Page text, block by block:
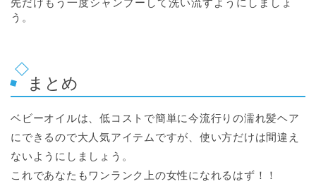
先だけもう一度シャンプーして洗い流すようにしましょ
う。
まとめ
ベビーオイルは、低コストで簡単に今流行りの濡れ髪ヘア
にできるので大人気アイテムですが、使い方だけは間違え
ないようにしましょう。
これであなたもワンランク上の女性になれるはず！！